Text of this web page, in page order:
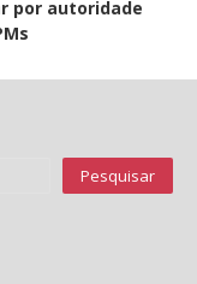
por autoridade